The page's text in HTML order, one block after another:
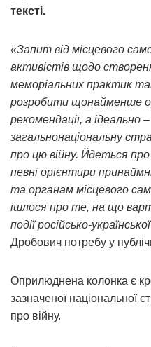
тексті.
«Запит від місцевого
активістів щодо
меморіальних практик
розробити щонайменше
рекомендації, а ідеально
загальнонаціональну
про цю війну. Йдеться
певні орієнтири
та органам місцевого
ішлося про те, на що
події російсько-
Дробович потребу у
Оприлюднена колонка є
зазначеної національної
про війну.